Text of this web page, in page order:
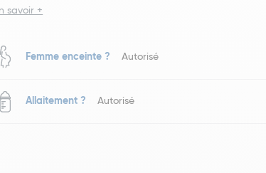
savoir +
Femme enceinte ? Autorisé
Allaitement ? Autorisé